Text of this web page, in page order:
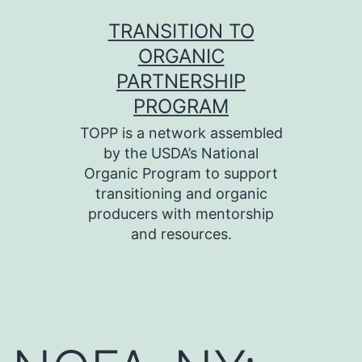
TRANSITION TO
ORGANIC
PARTNERSHIP
PROGRAM
TOPP is a network assembled
by the USDA’s National
Organic Program to support
transitioning and organic
producers with mentorship
and resources.